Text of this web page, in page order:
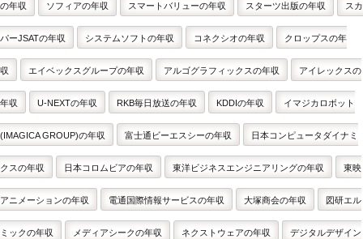
の年収 ソフィアの年収 スマートバリューの年収 スターツ出版の年収 スカ
パーJSATの年収 システムソフトの年収 コネクシオの年収 クロップスの年
収 エイベックスグループの年収 アルゴグラフィックスの年収 アイレックスの
年収 U-NEXTの年収 RKB毎日放送の年収 KDDIの年収 イマジカロボット
(IMAGICA GROUP)の年収 富士通ビーエスシーの年収 日本コンピュータダイナミ
クスの年収 日本コロムビアの年収 東洋ビジネスエンジニアリングの年収 東映
アニメーションの年収 電通国際情報サービスの年収 大塚商会の年収 図研エル
ミックの年収 メディアシークの年収 ネクストウェアの年収 デジタルデザイン